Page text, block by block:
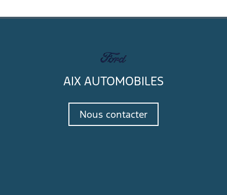
AIX AUTOMOBILES
Nous contacter